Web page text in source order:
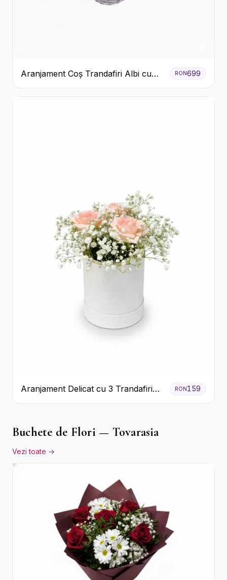
Aranjament Coș Trandafiri Albi cu
Accent Roșu
RON699
Aranjament Delicat cu 3 Trandafiri
Roz în Cutie Albă
RON159
Buchete de Flori — Tovarasia
Vezi toate →